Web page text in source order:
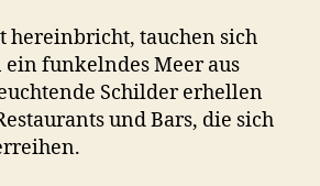
hereinbricht, tauchen sich
ein funkelndes Meer aus
Schilder erhellen
und Bars, die sich